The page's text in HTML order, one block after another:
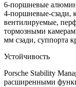
6-поршневые
4-поршневые-сзади,
вентилируемые,
тормозными
мм сзади, суппорта
Устойчивость
Porsche Stability
расширенными